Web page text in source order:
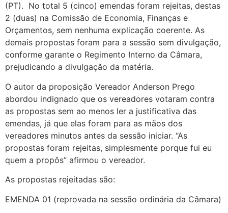
(PT). No total 5 (cinco) emendas foram rejeitas, destas
2 (duas) na Comissão de Economia, Finanças e
Orçamentos, sem nenhuma explicação coerente. As
demais propostas foram para a sessão sem divulgação,
conforme garante o Regimento Interno da Câmara,
prejudicando a divulgação da matéria.
O autor da proposição Vereador Anderson Prego
abordou indignado que os vereadores votaram contra
as propostas sem ao menos ler a justificativa das
emendas, já que elas foram para as mãos dos
vereadores minutos antes da sessão iniciar. “As
propostas foram rejeitas, simplesmente porque fui eu
quem a propôs” afirmou o vereador.
As propostas rejeitadas são:
EMENDA 01 (reprovada na sessão ordinária da Câmara)